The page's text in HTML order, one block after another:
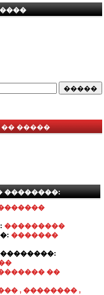
�����
��������:
���������
�������
��
, �������� ,